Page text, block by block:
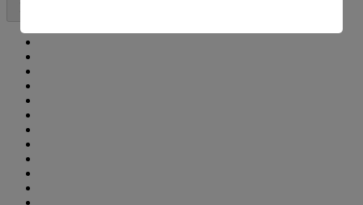
Informationen zum Herausgeber der Seite findest du